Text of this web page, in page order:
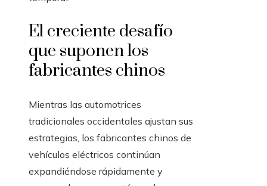
El creciente desafío
que suponen los
fabricantes chinos
Mientras las automotrices
tradicionales occidentales ajustan sus
estrategias, los fabricantes chinos de
vehículos eléctricos continúan
expandiéndose rápidamente y